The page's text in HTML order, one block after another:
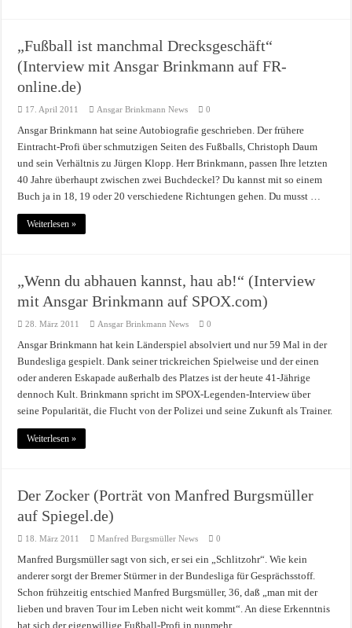
„Fußball ist manchmal Drecksgeschäft“
(Interview mit Ansgar Brinkmann auf FR-
online.de)
17. April 2011 Ansgar Brinkmann News 0
Ansgar Brinkmann hat seine Autobiografie geschrieben. Der frühere
Eintracht-Profi über schmutzigen Seiten des Fußballs, Christoph Daum
und sein Verhältnis zu Jürgen Klopp. Herr Brinkmann, passen Ihre letzten
40 Jahre überhaupt zwischen zwei Buchdeckel? Du kannst mit so einem
Buch ja in 18, 19 oder 20 verschiedene Richtungen gehen. Du musst …
Weiterlesen »
„Wenn du abhauen kannst, hau ab!“ (Interview
mit Ansgar Brinkmann auf SPOX.com)
28. März 2011 Ansgar Brinkmann News 0
Ansgar Brinkmann hat kein Länderspiel absolviert und nur 59 Mal in der
Bundesliga gespielt. Dank seiner trickreichen Spielweise und der einen
oder anderen Eskapade außerhalb des Platzes ist der heute 41-Jährige
dennoch Kult. Brinkmann spricht im SPOX-Legenden-Interview über
seine Popularität, die Flucht von der Polizei und seine Zukunft als Trainer.
Weiterlesen »
Der Zocker (Porträt von Manfred Burgsmüller
auf Spiegel.de)
18. März 2011 Manfred Burgsmüller News 0
Manfred Burgsmüller sagt von sich, er sei ein „Schlitzohr“. Wie kein
anderer sorgt der Bremer Stürmer in der Bundesliga für Gesprächsstoff.
Schon frühzeitig entschied Manfred Burgsmüller, 36, daß „man mit der
lieben und braven Tour im Leben nicht weit kommt“. An diese Erkenntnis
hat sich der eigenwillige Fußball-Profi in nunmehr …